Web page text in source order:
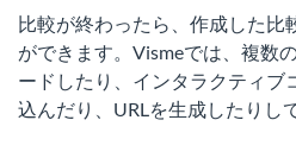
比較が終わったら、作成した比
ができます。Vismeでは、複数
ードしたり、インタラクティブ
込んだり、URLを生成したりし